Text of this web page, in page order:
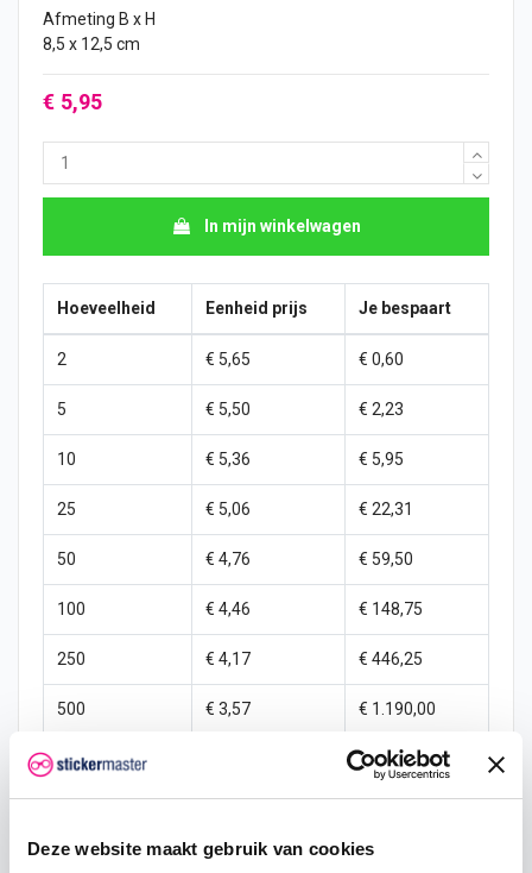
Deze website maakt gebruik van cookies
Afmeting B x H
8,5 x 12,5 cm
€ 5,95
In mijn winkelwagen
Hoeveelheid Eenheid prijs Je bespaart
2 € 5,65 € 0,60
5 € 5,50 € 2,23
10 € 5,36 € 5,95
25 € 5,06 € 22,31
50 € 4,76 € 59,50
100 € 4,46 € 148,75
250 € 4,17 € 446,25
500 € 3,57 € 1.190,00
1000 € 2.975,00